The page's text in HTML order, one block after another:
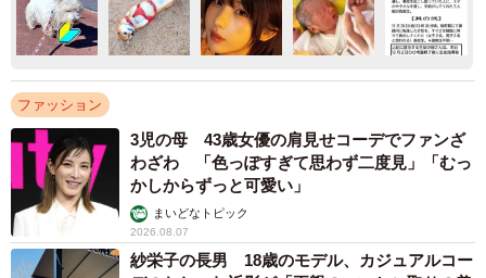
ファッション
3児の母 43歳女優の肩見せコーデでファンざ
わざわ 「色っぽすぎて思わず二度見」「むっ
かしからずっと可愛い」
まいどなトピック
2026.08.07
紗栄子の長男 18歳のモデル、カジュアルコー